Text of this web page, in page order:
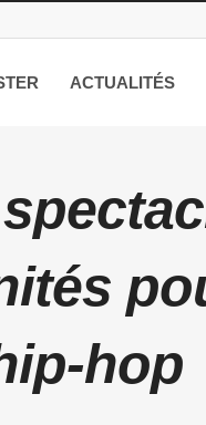
ACTUALITÉS
hop